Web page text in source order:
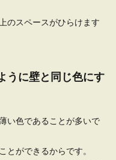
すめなものは
のスペースがひらけます
うに壁と同じ色にす
い色であることが多いで
とができるからです。